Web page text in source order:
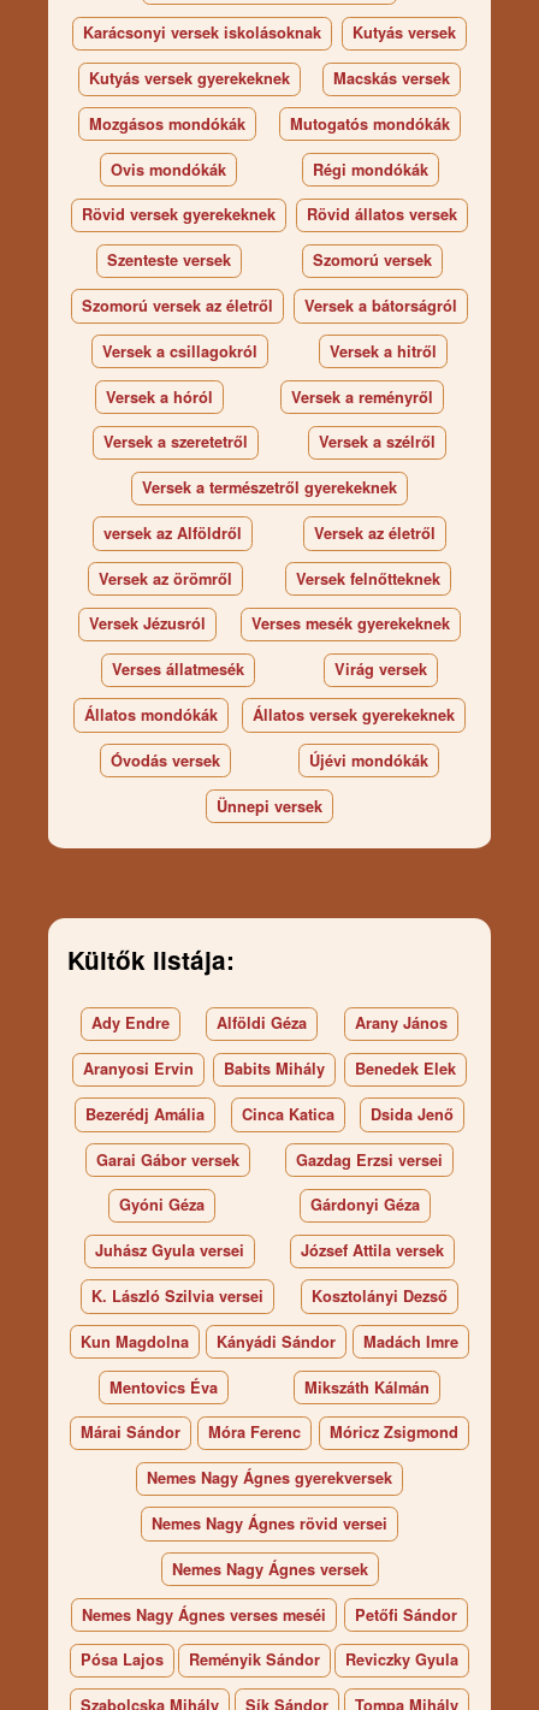
Karácsonyi versek iskolásoknak Kutyás versek
Kutyás versek gyerekeknek Macskás versek
Mozgásos mondókák Mutogatós mondókák
Ovis mondókák Régi mondókák
Rövid versek gyerekeknek Rövid állatos versek
Szenteste versek Szomorú versek
Szomorú versek az életről Versek a bátorságról
Versek a csillagokról Versek a hitről
Versek a hóról Versek a reményről
Versek a szeretetről Versek a szélről
Versek a természetről gyerekeknek
versek az Alföldről Versek az életről
Versek az örömről Versek felnőtteknek
Versek Jézusról Verses mesék gyerekeknek
Verses állatmesék Virág versek
Állatos mondókák Állatos versek gyerekeknek
Óvodás versek Újévi mondókák
Ünnepi versek
Kültők listája:
Ady Endre Alföldi Géza Arany János
Aranyosi Ervin Babits Mihály Benedek Elek
Bezerédj Amália Cinca Katica Dsida Jenő
Garai Gábor versek Gazdag Erzsi versei
Gyóni Géza Gárdonyi Géza
Juhász Gyula versei József Attila versek
K. László Szilvia versei Kosztolányi Dezső
Kun Magdolna Kányádi Sándor Madách Imre
Mentovics Éva Mikszáth Kálmán
Márai Sándor Móra Ferenc Móricz Zsigmond
Nemes Nagy Ágnes gyerekversek
Nemes Nagy Ágnes rövid versei
Nemes Nagy Ágnes versek
Nemes Nagy Ágnes verses meséi Petőfi Sándor
Pósa Lajos Reményik Sándor Reviczky Gyula
Szabolcska Mihály Sík Sándor Tompa Mihály